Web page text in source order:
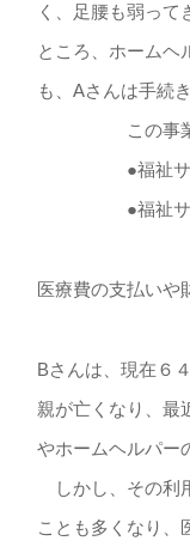
く、足腰も弱っ
ところ、ホームヘ
も、Aさんは手続
この事業で
●福祉サー
●福祉サービ
医療費の支払い
Bさんは、現在６
親が亡くなり、最
やホームヘルパー
しかし、その利
ことも多くなり、